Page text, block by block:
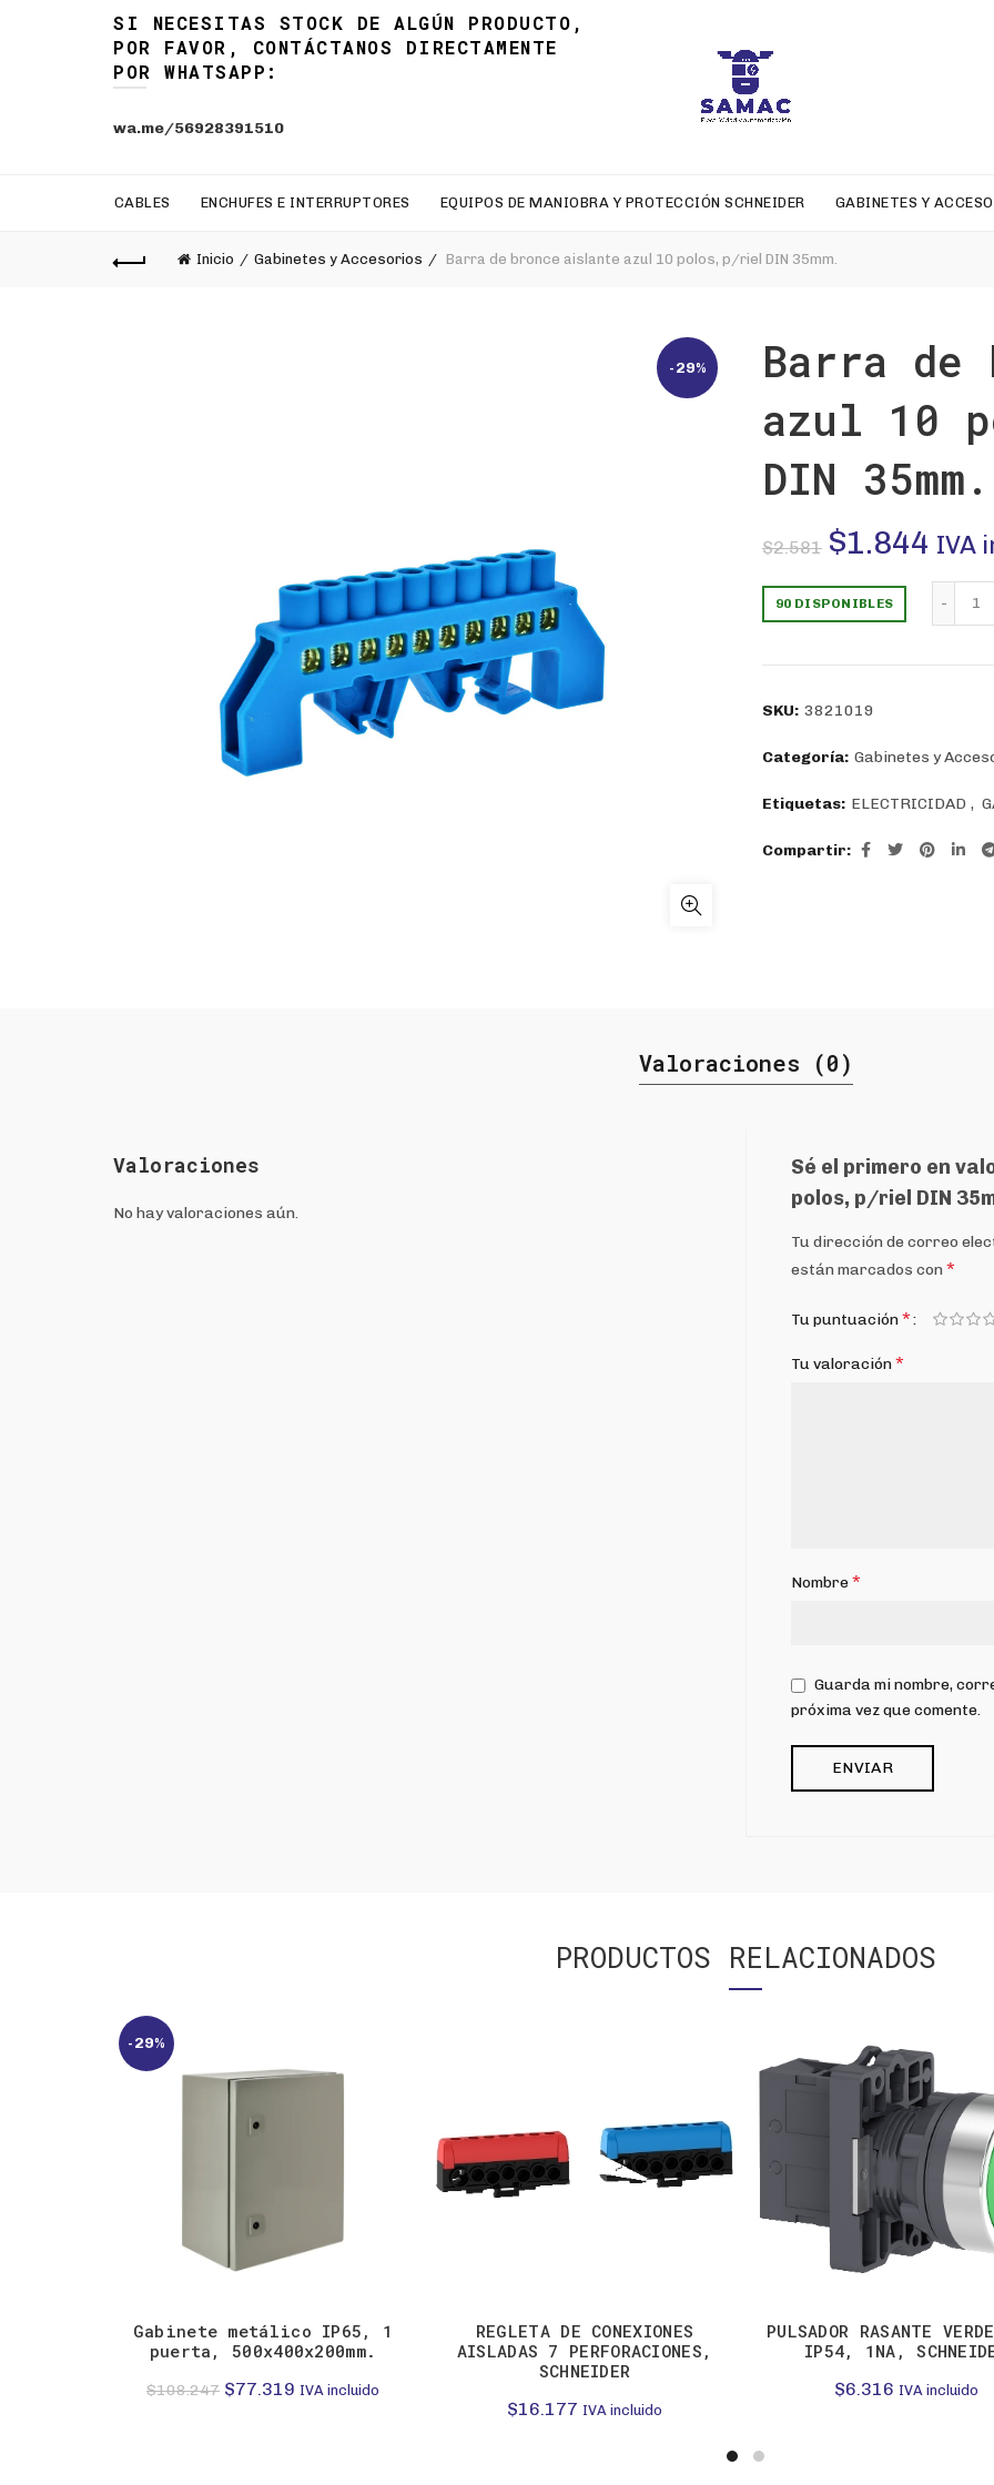
SI NECESITAS STOCK DE ALGÚN PRODUCTO,
POR FAVOR, CONTÁCTANOS DIRECTAMENTE
POR WHATSAPP:
wa.me/56928391510
CABLES ENCHUFES E INTERRUPTORES EQUIPOS DE MANIOBRA Y PROTECCIÓN SCHNEIDER GABINETES Y
Inicio Gabinetes y Accesorios Barra de bronce aislante azul 10 polos, p/riel DIN 35mm.
-29%
Barra de
azul 10
DIN 35mm.
$2.581 El
precio
$1.844 El
IVA
90 DISPONIBLES
SKU: 3821019
Categoría: Gabinetes y
Etiquetas: ELECTRICIDAD ,
Compartir
Valoraciones (0)
Valoraciones
No hay valoraciones aún.
Sé el primero en
polos, p/riel DIN
Tu dirección de correo
están marcados con *
Tu puntuación*
Tu valoración*
Nombre*
Guarda mi nombre,
próxima vez que comente.
PRODUCTOS RELACIONADOS
-29%
Gabinete metálico IP65, 1
puerta, 500x400x200mm.
$108.247 El
$77.319 El
IVA incluido
REGLETA DE CONEXIONES
AISLADAS 7 PERFORACIONES,
SCHNEIDER
$16.177 IVA incluido
PULSADOR RASANTE
IP54, 1NA,
$6.316 IVA incluido